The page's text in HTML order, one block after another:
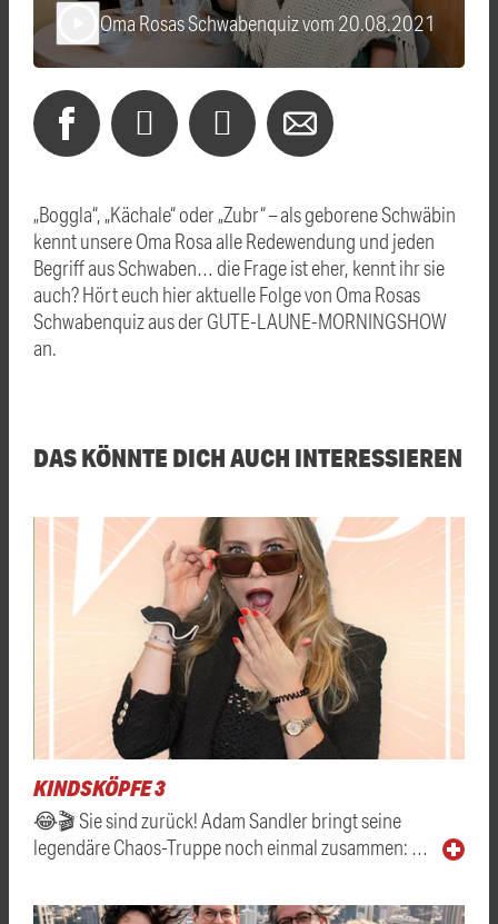
Oma Rosas Schwabenquiz vom 20.08.2021
„Boggla“, „Kächale“ oder „Zubr“ – als geborene Schwäbin
kennt unsere Oma Rosa alle Redewendung und jeden
Begriff aus Schwaben… die Frage ist eher, kennt ihr sie
auch? Hört euch hier aktuelle Folge von Oma Rosas
Schwabenquiz aus der GUTE-LAUNE-MORNINGSHOW
an.
DAS KÖNNTE DICH AUCH INTERESSIEREN
KINDSKÖPFE 3
😂🎬 Sie sind zurück! Adam Sandler bringt seine
legendäre Chaos-Truppe noch einmal zusammen: …